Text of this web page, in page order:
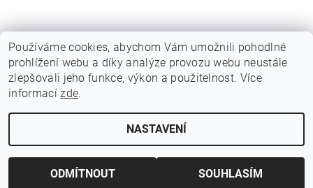
Sohoo.cz | Dirt-bike.cz
Zemědělská technika Pitel
2026 © SOHOO.CZ, všechna práva vyhrazenaUpravit nastavení cookies
Používáme cookies, abychom Vám umožnili pohodlné
prohlížení webu a díky analýze provozu webu neustále
zlepšovali jeho funkce, výkon a použitelnost. Více
informacízde.
NASTAVENÍ
ODMÍTNOUT SOUHLASÍM